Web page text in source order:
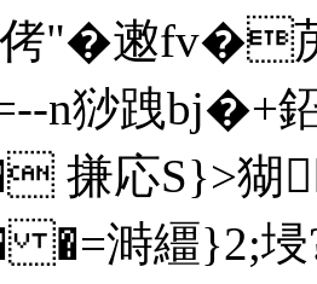
"�遫fv�
n猀跩bj�+
搛応S}>
溡繮}2;埐